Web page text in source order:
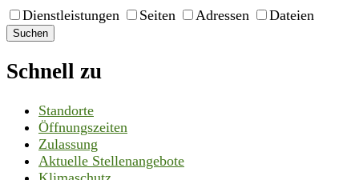
Dienstleistungen Seiten Adressen Dateien
Suchen
Schnell zu
Standorte
Öffnungszeiten
Zulassung
Aktuelle Stellenangebote